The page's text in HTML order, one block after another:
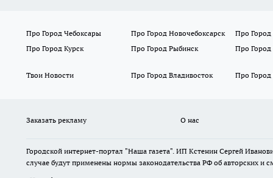
Про Город Чебоксары Про Город Новочебоксарск Про Город
Про Город Курск
Про Город Рыбинск Про
Твои Новости
Про Город Владивосток Про Город
Заказать рекламу О нас
Городской интернет-портал "Наша газета". ИП Кстенин Сергей
случае будут применены нормы законодательства РФ об авторских и